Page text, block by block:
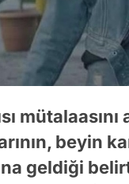
beyin
geldiği